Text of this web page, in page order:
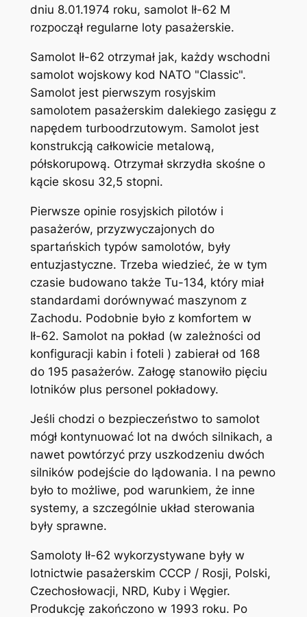
dniu 8.01.1974 roku, samolot Ił-62 M
rozpoczął regularne loty pasażerskie.
Samolot Ił-62 otrzymał jak, każdy wschodni
samolot wojskowy kod NATO "Classic".
Samolot jest pierwszym rosyjskim
samolotem pasażerskim dalekiego zasięgu z
napędem turboodrzutowym. Samolot jest
konstrukcją całkowicie metalową,
półskorupową. Otrzymał skrzydła skośne o
kącie skosu 32,5 stopni.
Pierwsze opinie rosyjskich pilotów i
pasażerów, przyzwyczajonych do
spartańskich typów samolotów, były
entuzjastyczne. Trzeba wiedzieć, że w tym
czasie budowano także Tu-134, który miał
standardami dorównywać maszynom z
Zachodu. Podobnie było z komfortem w
Ił-62. Samolot na pokład (w zależności od
konfiguracji kabin i foteli ) zabierał od 168
do 195 pasażerów. Załogę stanowiło pięciu
lotników plus personel pokładowy.
Jeśli chodzi o bezpieczeństwo to samolot
mógł kontynuować lot na dwóch silnikach, a
nawet powtórzyć przy uszkodzeniu dwóch
silników podejście do lądowania. I na pewno
było to możliwe, pod warunkiem, że inne
systemy, a szczególnie układ sterowania
były sprawne.
Samoloty Ił-62 wykorzystywane były w
lotnictwie pasażerskim CCCP / Rosji, Polski,
Czechosłowacji, NRD, Kuby i Węgier.
Produkcję zakończono w 1993 roku. Po